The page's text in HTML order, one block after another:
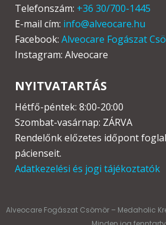
Telefonszám: +36 30/700-1445
E-mail cím: info@alveocare.hu
Facebook: Alveocare Fogászat
Instagram: Alveocare
NYITVATARTÁS
Hétfő-péntek: 8:00-20:00
Szombat-vasárnap: ZÁRVA
Rendelőnk előzetes időpont
pácienseit.
Adatkezelési és jogi tájékoztatók
Alveocare Fogászat Csömör – Medaholic